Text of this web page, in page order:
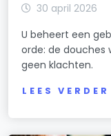
30 april 2026
U beheert een
orde: de douches
geen klachten.
LEES VERDER